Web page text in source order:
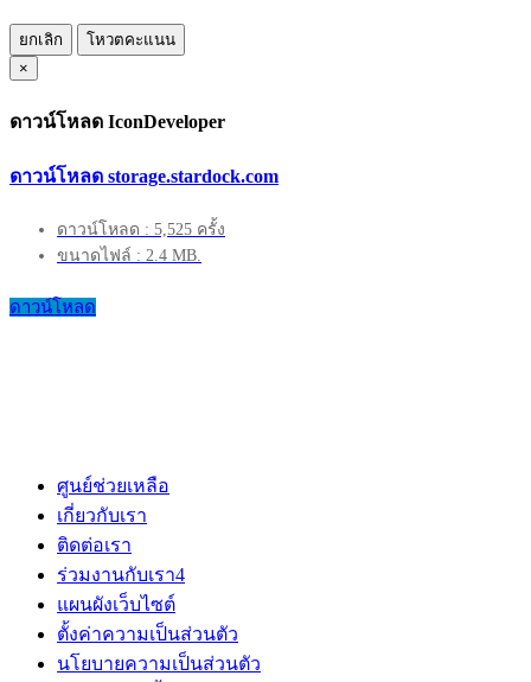
ยกเลิก
โหวตคะแนน
×
ดาวน์โหลด IconDeveloper
ดาวน์โหลด storage.stardock.com
ดาวน์โหลด : 5,525 ครั้ง
ขนาดไฟล์ : 2.4 MB.
ดาวน์โหลด
ศูนย์ช่วยเหลือ
เกี่ยวกับเรา
ติดต่อเรา
ร่วมงานกับเรา4
แผนผังเว็บไซต์
ตั้งค่าความเป็นส่วนตัว
นโยบายความเป็นส่วนตัว